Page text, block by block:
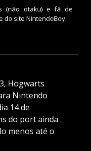
(não otaku) e fã de
do site NintendoBoy.
Hogwarts
Nintendo
14 de
do port ainda
menos até o